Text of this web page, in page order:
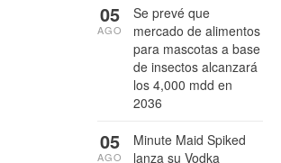
Se prevé que
mercado de alimentos
para mascotas a base
de insectos alcanzará
los 4,000 mdd en
2036
05
AGO
Minute Maid Spiked
lanza su Vodka
05
AGO